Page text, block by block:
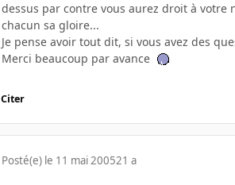
dessus par contre vous aurez droit à
chacun sa gloire...
Je pense avoir tout dit, si vous avez des
Merci beaucoup par avance
Citer
Posté(e) le 11 mai 200521 a